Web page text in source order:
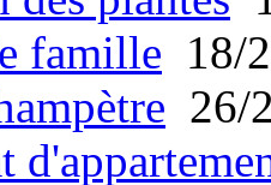
famille 18/
26/